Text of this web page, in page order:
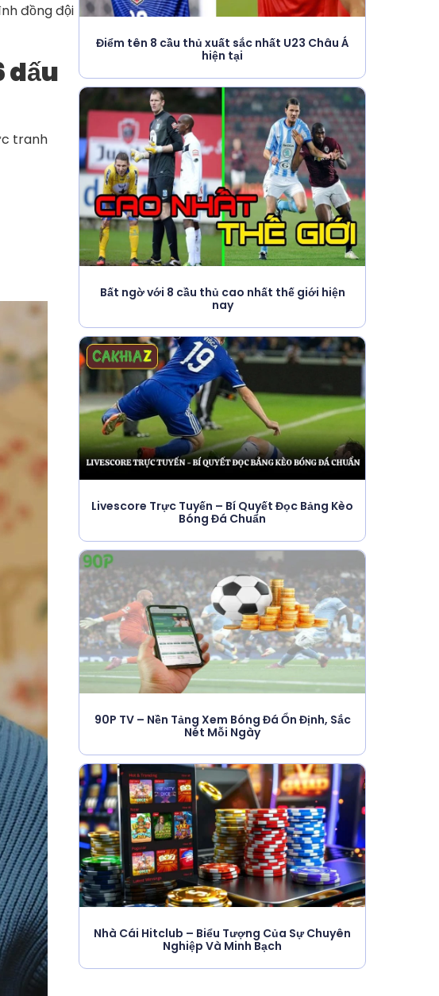
đồng đội
dấu
tranh
Điểm tên 8 cầu thủ xuất sắc nhất U23 Châu Á
hiện tại
Bất ngờ với 8 cầu thủ cao nhất thế giới hiện
nay
Livescore Trực Tuyến – Bí Quyết Đọc Bảng Kèo
Bóng Đá Chuẩn
90P TV – Nền Tảng Xem Bóng Đá Ổn Định, Sắc
Nét Mỗi Ngày
Nhà Cái Hitclub – Biểu Tượng Của Sự Chuyên
Nghiệp Và Minh Bạch